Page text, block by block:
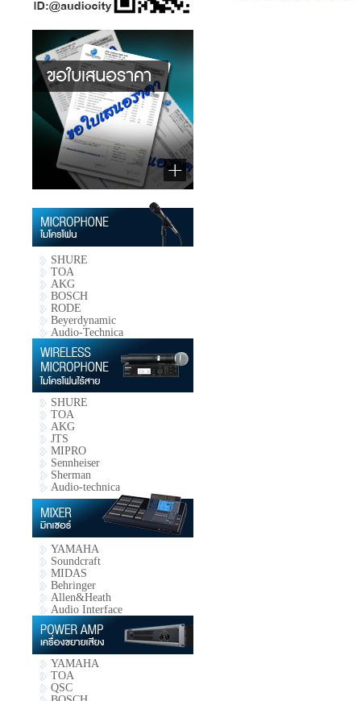
SHURE
TOA
AKG
BOSCH
RODE
Beyerdynamic
Audio-Technica
SHURE
TOA
AKG
JTS
MIPRO
Sennheiser
Sherman
Audio-technica
YAMAHA
Soundcraft
MIDAS
Behringer
Allen&Heath
Audio Interface
YAMAHA
TOA
QSC